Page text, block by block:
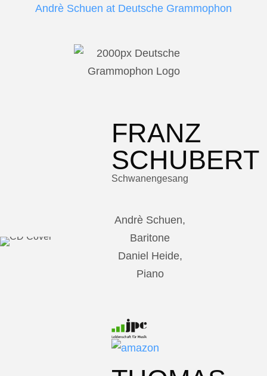
Andrè Schuen at Deutsche Grammophon
FRANZ
SCHUBERT
Schwanengesang
Andrè Schuen,
Baritone
Daniel Heide,
Piano